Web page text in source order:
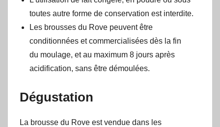
toutes autre forme de conservation est interdite.
Les brousses du Rove peuvent être
conditionnées et commercialisées dès la fin
du moulage, et au maximum 8 jours après
acidification, sans être démoulées.
Dégustation
La brousse du Rove est vendue dans les